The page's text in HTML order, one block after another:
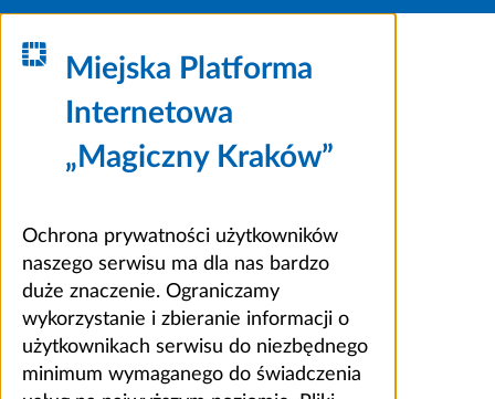
Miejska Platforma
Internetowa
„Magiczny Kraków”
Ochrona prywatności użytkowników
naszego serwisu ma dla nas bardzo
duże znaczenie. Ograniczamy
wykorzystanie i zbieranie informacji o
użytkownikach serwisu do niezbędnego
minimum wymaganego do świadczenia